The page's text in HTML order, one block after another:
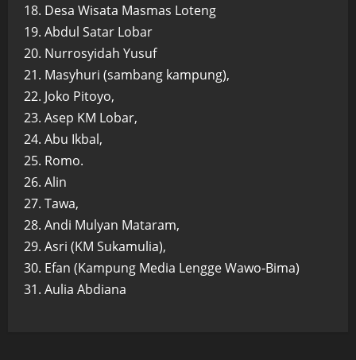
18. Desa Wisata Masmas Loteng
19. Abdul Satar Lobar
20. Nurrosyidah Yusuf
21. Masyhuri (sambang kampung),
22. Joko Pitoyo,
23. Asep KM Lobar,
24. Abu Ikbal,
25. Romo.
26. Alin
27. Tawa,
28. Andi Mulyan Mataram,
29. Asri (KM Sukamulia),
30. Efan (Kampung Media Lengge Wawo-Bima)
31. Aulia Abdiana